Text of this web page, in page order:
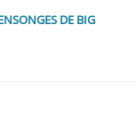
DE BIG